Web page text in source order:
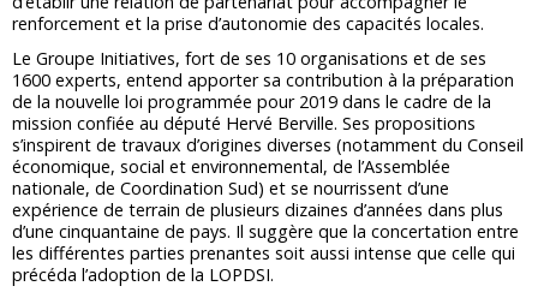
renforcement et la prise d’autonomie des capacités locales.
Le Groupe Initiatives, fort de ses 10 organisations et de ses
1600 experts, entend apporter sa contribution à la préparation
de la nouvelle loi programmée pour 2019 dans le cadre de la
mission confiée au député Hervé Berville. Ses propositions
s’inspirent de travaux d’origines diverses (notamment du Conseil
économique, social et environnemental, de l’Assemblée
nationale, de Coordination Sud) et se nourrissent d’une
expérience de terrain de plusieurs dizaines d’années dans plus
d’une cinquantaine de pays. Il suggère que la concertation entre
les différentes parties prenantes soit aussi intense que celle qui
précéda l’adoption de la LOPDSI.